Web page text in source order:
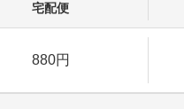
宅配便
880円